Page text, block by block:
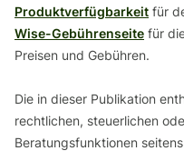
Produktverfügbarkeit für
Wise-Gebührenseite für
Preisen und Gebühren.
Die in dieser Publikation
rechtlichen, steuerlichen
Beratungsfunktionen